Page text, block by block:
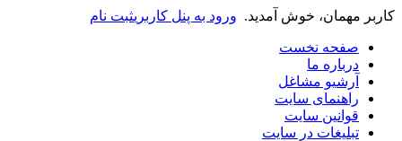
کاربر مهمان، خوش آمدید. ورود به پنل کاربریثبت نام
صفحه نخست
درباره ما
آرشیو مشاغل
راهنمای سایت
قوانین سایت
تبلیغات در سایت